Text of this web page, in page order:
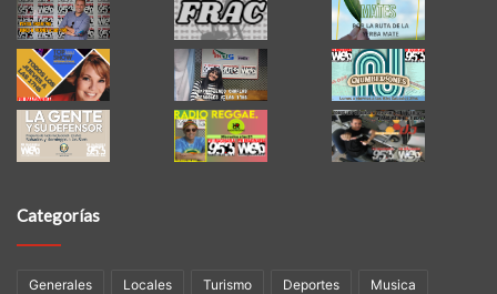
Categorías
Generales Locales Turismo Deportes Musica